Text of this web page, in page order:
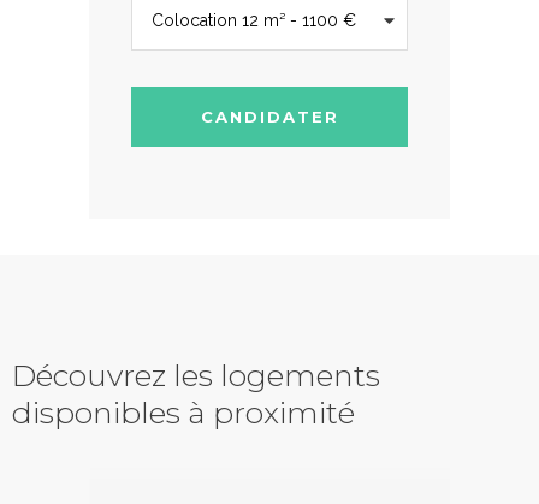
CANDIDATER
Découvrez les logements
disponibles à proximité